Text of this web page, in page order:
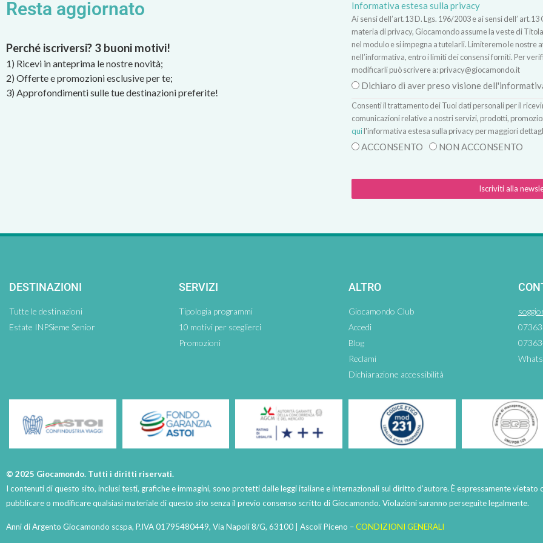
Resta aggiornato
Perché iscriversi? 3 buoni motivi!
1) Ricevi in anteprima le nostre novità;
2) Offerte e promozioni esclusive per te;
3) Approfondimenti sulle tue destinazioni preferite!
Informativa estesa sulla privacy
Ai sensi dell’art.13 D. Lgs. 196/2003 e ai sensi dell’
materia di privacy, Giocamondo assume la veste di
nel modulo e si impegna a tutelarli. Limiteremo le
nell’informativa, entro i limiti dei consensi forniti. Per
modificarli può scrivere a:privacy@giocamondo.it
Dichiaro di aver preso visione
Consenti il trattamento dei Tuoi dati personali per il
comunicazioni relative a nostri servizi, prodotti,
quil'informativa estesa sulla privacy per maggiori
ACCONSENTO NON ACCONSENTO
Iscriviti alla
DESTINAZIONI
Tutte le destinazioni
Estate INPSieme Senior
SERVIZI
Tipologia programmi
10 motivi per sceglierci
Promozioni
ALTRO
Giocamondo Club
Accedi
Blog
Reclami
Dichiarazione accessibilità
© 2025 Giocamondo. Tutti i diritti riservati.
I contenuti di questo sito, inclusi testi, grafiche e immagini, sono protetti dalle leggi italiane e internazionali sul diritto d’autore. È espressamente
pubblicare o modificare qualsiasi materiale di questo sito senza il previo consenso scritto di Giocamondo. Violazioni saranno perseguite legalmente.
Anni di Argento Giocamondo scspa, P.IVA 01795480449, Via Napoli 8/G, 63100 | Ascoli Piceno –CONDIZIONI GENERALI